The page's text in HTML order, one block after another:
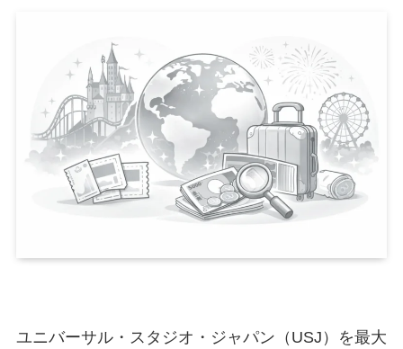
ユニバーサル・スタジオ・ジャパン（USJ）を最大